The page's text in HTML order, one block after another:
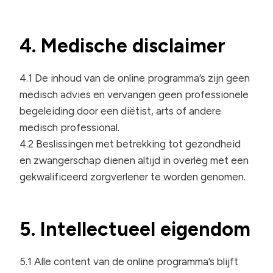
4. Medische disclaimer
4.1 De inhoud van de online programma’s zijn geen
medisch advies en vervangen geen professionele
begeleiding door een diëtist, arts of andere
medisch professional.
4.2 Beslissingen met betrekking tot gezondheid
en zwangerschap dienen altijd in overleg met een
gekwalificeerd zorgverlener te worden genomen.
5. Intellectueel eigendom
5.1 Alle content van de online programma’s blijft